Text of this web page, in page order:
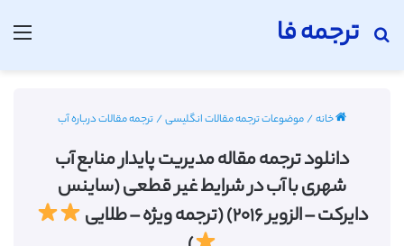
ترجمه فا
جستجو برای
خانه/موضوعات ترجمه مقالات انگلیسی/ترجمه مقالات درباره آب
دانلود ترجمه مقاله مدیریت پایدار منابع آب
شهری با آب در شرایط غیر قطعی (ساینس
دایرکت – الزویر ۲۰۱۶) (ترجمه ویژه – طلایی